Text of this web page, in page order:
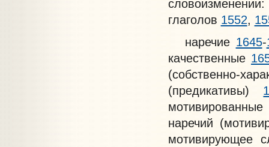
глаголов 1552,
наречие 1645-
качественные
(собственно-
(предикативы)
наречий
мотивирующее